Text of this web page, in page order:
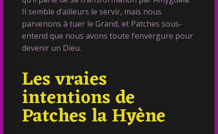
Il semble d’ailleurs le servir, mais nous
parvenons à tuer le Grand, et Patches sous-
entend que nous avons toute l’envergure pour
devenir un Dieu.
Les vraies
intentions de
Patches la Hyène